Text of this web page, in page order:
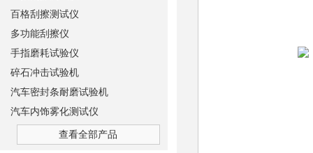
百格刮擦测试仪
多功能刮擦仪
手指磨耗试验仪
碎石冲击试验机
汽车密封条耐磨试验机
汽车内饰雾化测试仪
查看全部产品